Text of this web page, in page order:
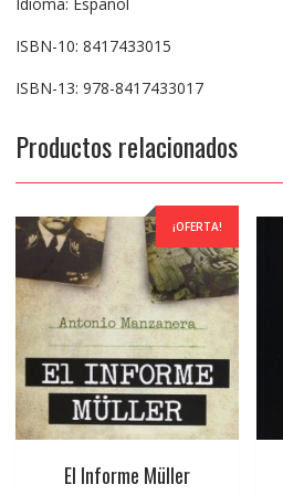
Idioma: Español
ISBN-10: 8417433015
ISBN-13: 978-8417433017
Productos relacionados
¡OFERTA!
El Informe Müller